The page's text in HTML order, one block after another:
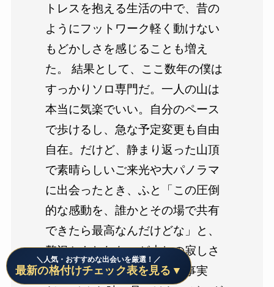
トレスを抱える生活の中で、昔の
ようにフットワーク軽く動けない
もどかしさを感じることも増え
た。 結果として、ここ数年の僕は
すっかりソロ専門だ。一人の山は
本当に気楽でいい。自分のペース
で歩けるし、急な予定変更も自由
自在。だけど、静まり返った山頂
で素晴らしいご来光や大パノラマ
に出会ったとき、ふと「この圧倒
的な感動を、誰かとその場で共有
できたら最高なんだけどな」と、
贅沢かもしれないが少しの寂しさ
を覚える瞬間があったのも事実
＼人気・おすすめな出会いを厳選！／
最新の格付けチェック表を見る▼